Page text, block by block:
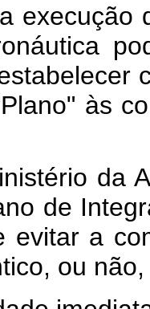
execução
às
da
de
evitar a
ou